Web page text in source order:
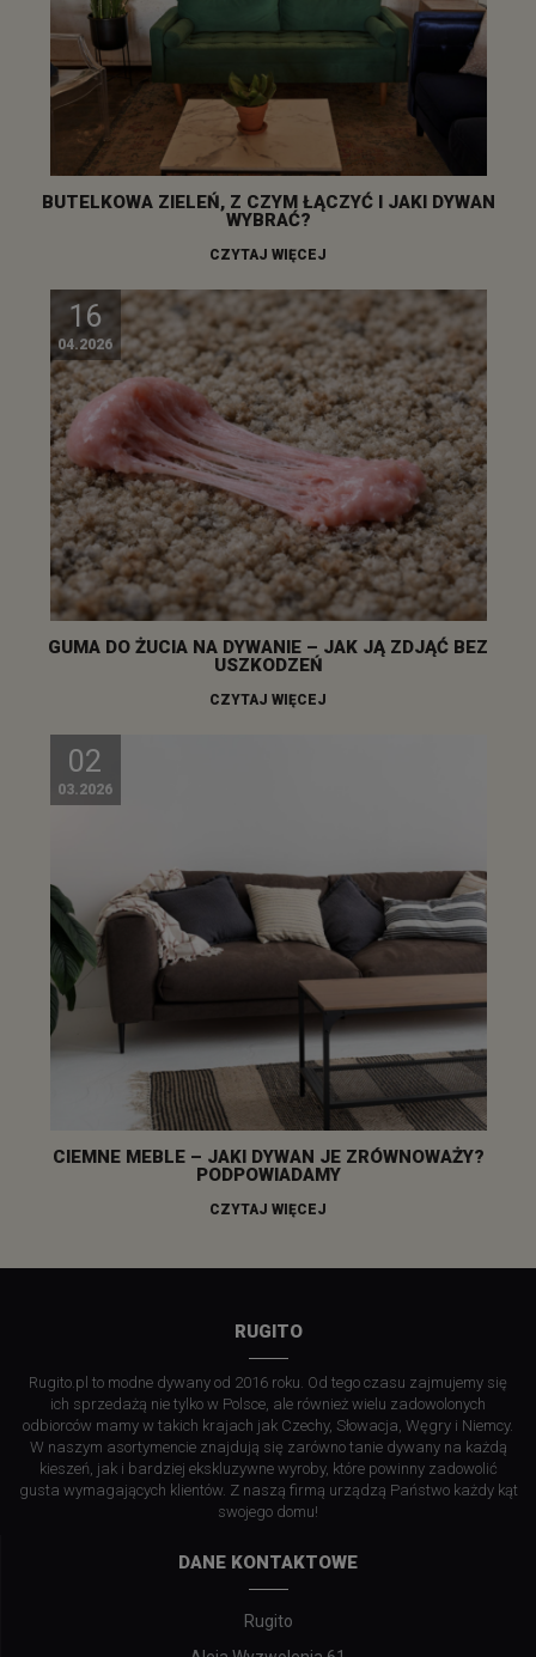
BUTELKOWA ZIELEŃ, Z CZYM ŁĄCZYĆ I JAKI DYWAN
WYBRAĆ?
CZYTAJ WIĘCEJ
16
04.2026
GUMA DO ŻUCIA NA DYWANIE – JAK JĄ ZDJĄĆ BEZ
USZKODZEŃ
CZYTAJ WIĘCEJ
02
03.2026
CIEMNE MEBLE – JAKI DYWAN JE ZRÓWNOWAŻY?
PODPOWIADAMY
CZYTAJ WIĘCEJ
RUGITO
Rugito.pl to modne dywany od 2016 roku. Od tego czasu zajmujemy się
ich sprzedażą nie tylko w Polsce, ale również wielu zadowolonych
odbiorców mamy w takich krajach jak Czechy, Słowacja, Węgry i Niemcy.
W naszym asortymencie znajdują się zarówno tanie dywany na każdą
kieszeń, jak i bardziej ekskluzywne wyroby, które powinny zadowolić
gusta wymagających klientów. Z naszą firmą urządzą Państwo każdy kąt
swojego domu!
DANE KONTAKTOWE
Rugito